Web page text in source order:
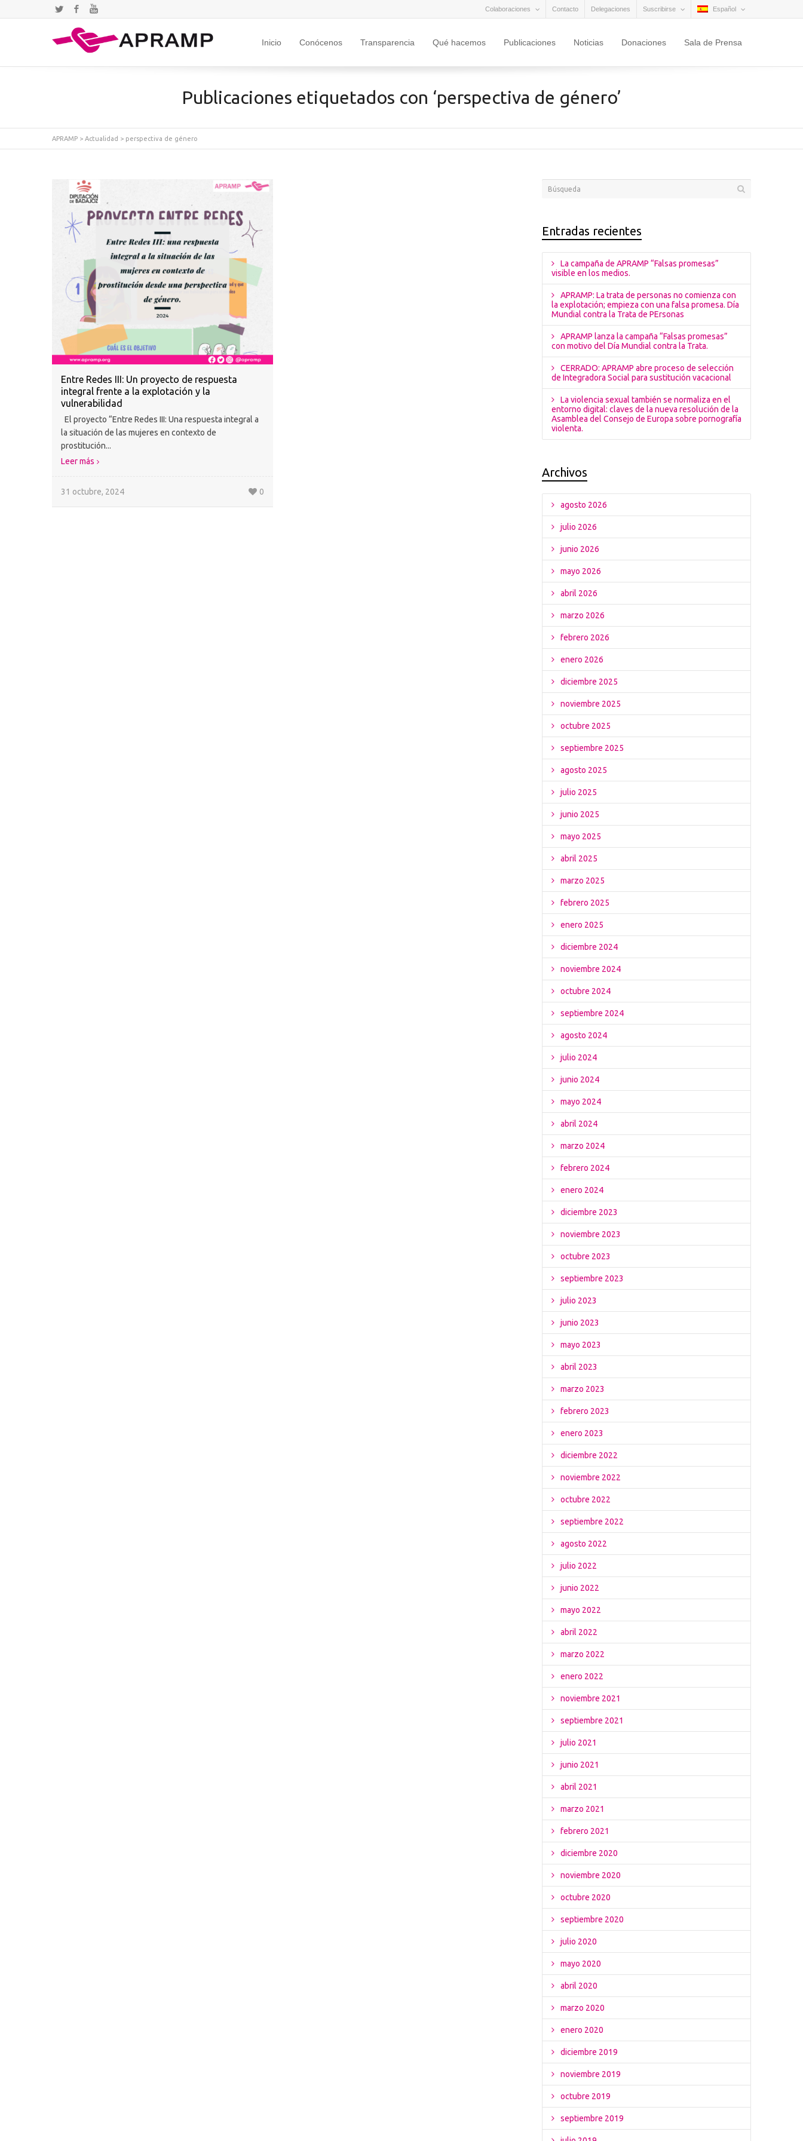
Suscribirse Español
Colaboraciones Contacto Delegaciones
TwitterFacebook
Inicio Conócenos Transparencia Qué hacemos Publicaciones Noticias Donaciones Sala de Prensa
Publicaciones etiquetados con ‘perspectiva de género’
APRAMP > Actualidad > perspectiva de género
Entre Redes III: Un proyecto de respuesta
integral frente a la explotación y la
vulnerabilidad
El proyecto “Entre Redes III: Una respuesta integral a
la situación de las mujeres en contexto de
prostitución...
Leer más
31 octubre, 2024 0
Entradas recientes
La campaña de APRAMP “Falsas promesas”
visible en los medios.
APRAMP: La trata de personas no comienza con
la explotación; empieza con una falsa promesa. Día
Mundial contra la Trata de PErsonas
APRAMP lanza la campaña “Falsas promesas”
con motivo del Día Mundial contra la Trata.
CERRADO: APRAMP abre proceso de selección
de Integradora Social para sustitución vacacional
La violencia sexual también se normaliza en el
entorno digital: claves de la nueva resolución de la
Asamblea del Consejo de Europa sobre pornografía
violenta.
Archivos
agosto 2026
julio 2026
junio 2026
mayo 2026
abril 2026
marzo 2026
febrero 2026
enero 2026
diciembre 2025
noviembre 2025
octubre 2025
septiembre 2025
agosto 2025
julio 2025
junio 2025
mayo 2025
abril 2025
marzo 2025
febrero 2025
enero 2025
diciembre 2024
noviembre 2024
octubre 2024
septiembre 2024
agosto 2024
julio 2024
junio 2024
mayo 2024
abril 2024
marzo 2024
febrero 2024
enero 2024
diciembre 2023
noviembre 2023
octubre 2023
septiembre 2023
julio 2023
junio 2023
mayo 2023
abril 2023
marzo 2023
febrero 2023
enero 2023
diciembre 2022
noviembre 2022
octubre 2022
septiembre 2022
agosto 2022
julio 2022
junio 2022
mayo 2022
abril 2022
marzo 2022
enero 2022
noviembre 2021
septiembre 2021
julio 2021
junio 2021
abril 2021
marzo 2021
febrero 2021
diciembre 2020
noviembre 2020
octubre 2020
septiembre 2020
julio 2020
mayo 2020
abril 2020
marzo 2020
enero 2020
diciembre 2019
noviembre 2019
octubre 2019
septiembre 2019